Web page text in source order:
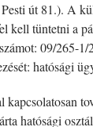
út 81.). A
kell tüntetni a
09/265-
hatósági
kapcsolatosan
hatósági